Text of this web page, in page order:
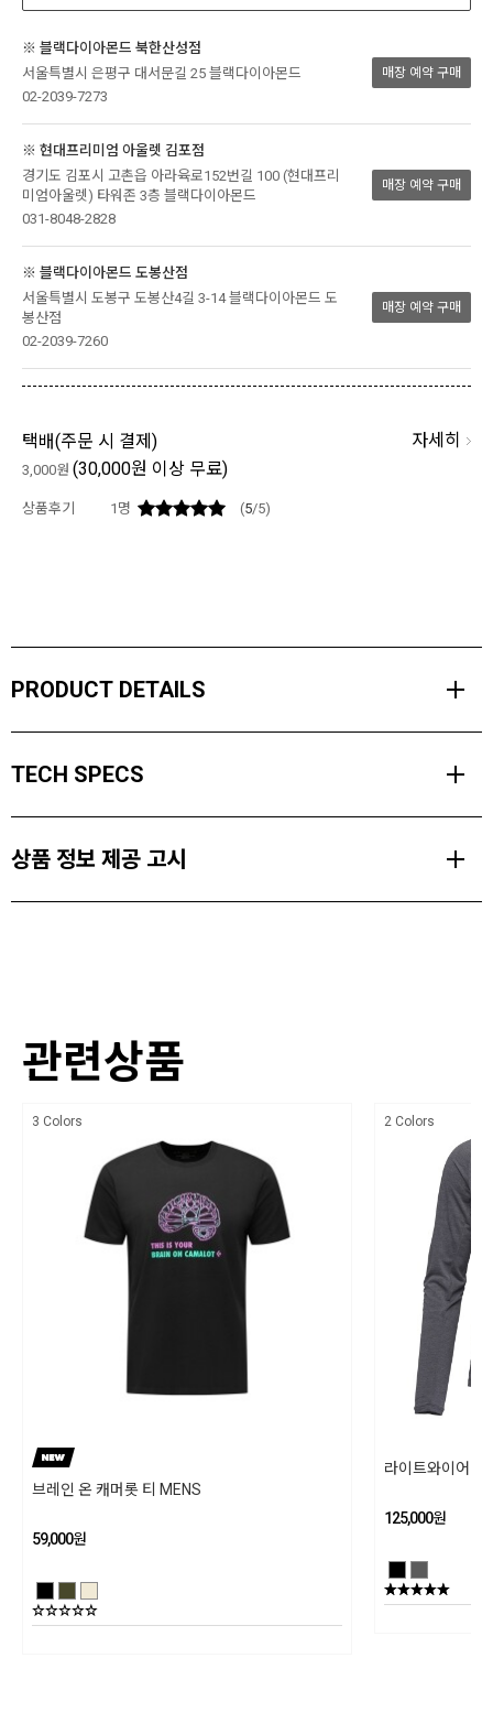
※ 블랙다이아몬드 북한산성점
서울특별시 은평구 대서문길 25 블랙다이아몬드
02-2039-7273
매장 예약 구매
※ 현대프리미엄 아울렛 김포점
경기도 김포시 고촌읍 아라육로152번길 100 (현대프리
미엄아울렛) 타워존 3층 블랙다이아몬드
031-8048-2828
매장 예약 구매
※ 블랙다이아몬드 도봉산점
서울특별시 도봉구 도봉산4길 3-14 블랙다이아몬드 도
봉산점
02-2039-7260
매장 예약 구매
택배(주문 시 결제 ) 자세히
3,000원 (30,000원 이상 무료)
상품후기 1 명 (5/5)
PRODUCT DETAILS
티셔츠는 매우 통기성이 뛰어나고 가벼운 착용감을 제공합니다.
경량 폴리에스터 니트 원단으로 제작되어 활동 중에도 몸을 무겁게 하
지 않으며, 반사 로고, 플랫 밑단, 쓸림을 방지하는 플랫락 봉제 방식이
레인보우 반사 로고
핏: 레귤러
CFM: 220
TECH SPECS
Lightweight Polyester Jersey with Quick Dry and Anti-Odor
Finish (100% Polyester. 85gsm)
상품 정보 제공 고시
상세설명참조
치수
제조자,수입품의 경우 수입자를 함께 표기
블랙다이아몬드/ 수입자 (주)블랙다이아몬드 코리아
세탁방법 및 취급시 주의사항
드시 드럼 세탁기를 사용하십시오. 세탁 후 직사광선을 피하여 옷걸이에 걸어
품질보증기준
관련상품
3 Colors
브레인 온 캐머롯 티 MENS
59,000원
2 Colors
라이트와이어
125,000원